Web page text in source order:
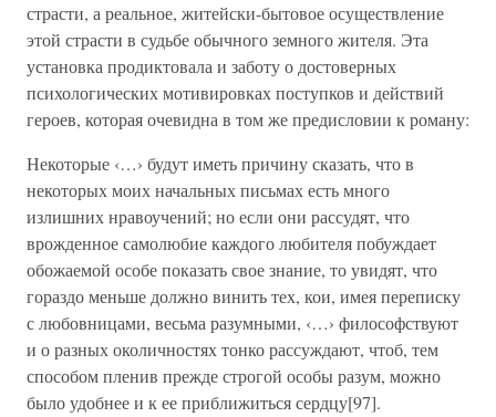
страсти, а реальное, житейски-бытовое осуществление
этой страсти в судьбе обычного земного жителя. Эта
установка продиктовала и заботу о достоверных
психологических мотивировках поступков и действий
героев, которая очевидна в том же предисловии к роману:
Некоторые ‹…› будут иметь причину сказать, что в
некоторых моих начальных письмах есть много
излишних нравоучений; но если они рассудят, что
врожденное самолюбие каждого любителя побуждает
обожаемой особе показать свое знание, то увидят, что
гораздо меньше должно винить тех, кои, имея переписку
с любовницами, весьма разумными, ‹…› философствуют
и о разных околичностях тонко рассуждают, чтоб, тем
способом пленив прежде строгой особы разум, можно
было удобнее и к ее приближиться сердцу[97].